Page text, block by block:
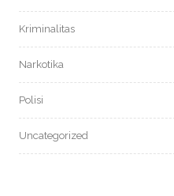
Kriminalitas
Narkotika
Polisi
Uncategorized